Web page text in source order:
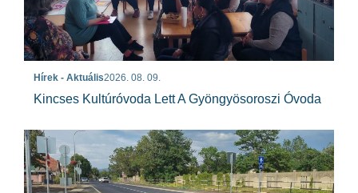
Hírek - Aktuális2026. 08. 09.
Kincses Kultúróvoda Lett A Gyöngyösoroszi Óvoda